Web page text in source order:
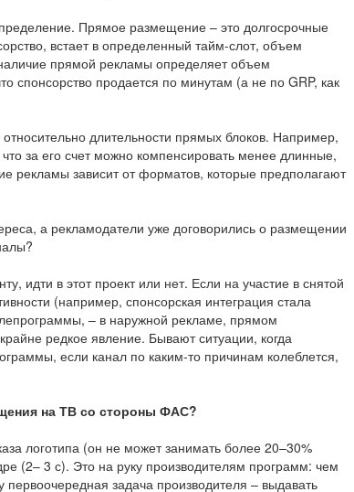
Прямое размещение – это долгосрочные
встает в определенный тайм-слот, объем
прямой рекламы определяет объем
спонсорство продается по минутам (а не по GRP, как
длительности прямых блоков. Например,
за его счет можно компенсировать менее длинные,
рекламы зависит от форматов, которые предполагают
а рекламодатели уже договорились о размещении
идти в этот проект или нет. Если на участие в снятой
(например, спонсорская интеграция стала
– в наружной рекламе, прямом
редкое явление. Бывают ситуации, когда
если канал по каким-то причинам колеблется,
на ТВ со стороны ФАС?
логотипа (он не может занимать более 20–30%
(2– 3 с). Это на руку производителям программ: чем
задача производителя – выдавать